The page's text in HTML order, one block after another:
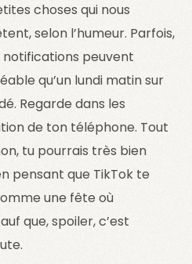
choses qui nous
selon l’humeur. Parfois,
peuvent
qu’un lundi matin sur
Regarde dans les
de ton téléphone. Tout
tu pourrais très bien
pensant que TikTok te
une fête où
que, spoiler, c’est